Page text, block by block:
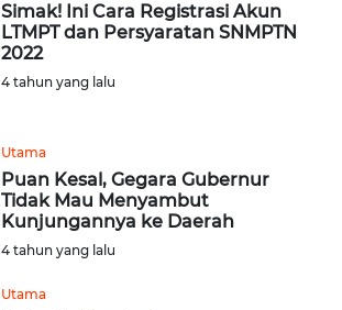
Simak! Ini Cara Registrasi Akun
LTMPT dan Persyaratan SNMPTN
2022
4 tahun yang lalu
Utama
Puan Kesal, Gegara Gubernur
Tidak Mau Menyambut
Kunjungannya ke Daerah
4 tahun yang lalu
Utama